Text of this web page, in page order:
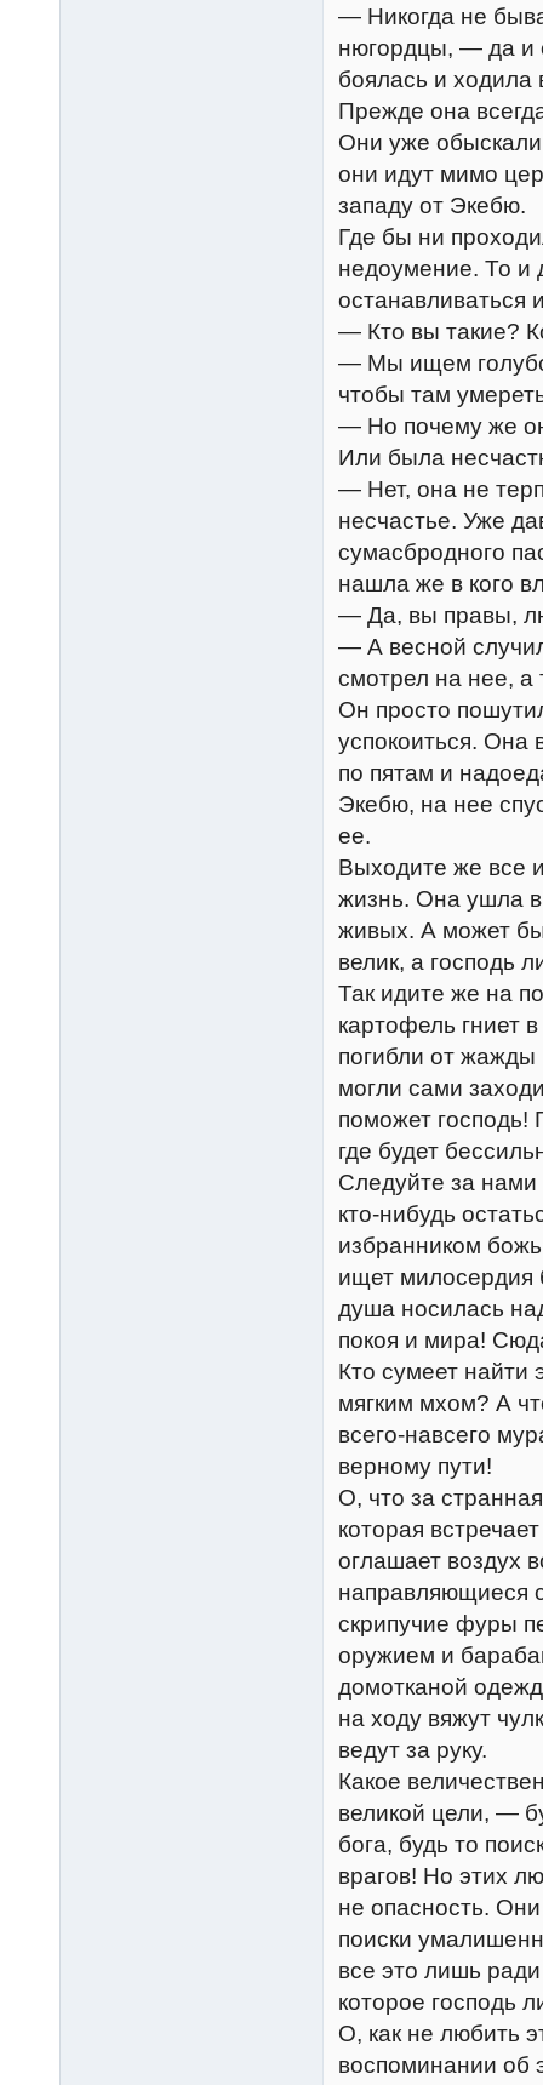
— Никогда не
нюгордцы, — да и
боялась и ходила
Прежде она
Они уже обыскали
они идут мимо
западу от Экебю.
Где бы ни
недоумение. То и
останавливаться
— Кто вы такие?
— Мы ищем
чтобы там
— Но почему же
Или была
— Нет, она не
несчастье. Уже
сумасбродного
нашла же в кого
— Да, вы правы,
— А весной
смотрел на нее, а
Он просто
успокоиться.
по пятам и
Экебю, на нее
ее.
Выходите же все
жизнь. Она ушла
живых. А может
велик, а господь
Так идите же на
картофель гниет
погибли от жажды
могли сами
поможет господь!
где будет
Следуйте за
кто-нибудь
избранником
ищет милосердия
душа носилась
покоя и мира!
Кто сумеет найти
мягким мхом? А
всего-навсего
верному пути!
О, что за
которая
оглашает воздух
направляющиеся
скрипучие фуры
оружием и
домотканой
на ходу вяжут
ведут за руку.
Какое
великой цели, —
бога, будь то
врагов! Но этих
не опасность.
поиски
все это лишь
которое господь
О, как не любить
воспоминании об